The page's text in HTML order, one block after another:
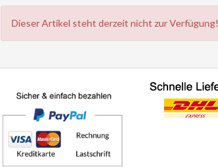
Dieser Artikel steht derzeit nicht zur Verfügung!